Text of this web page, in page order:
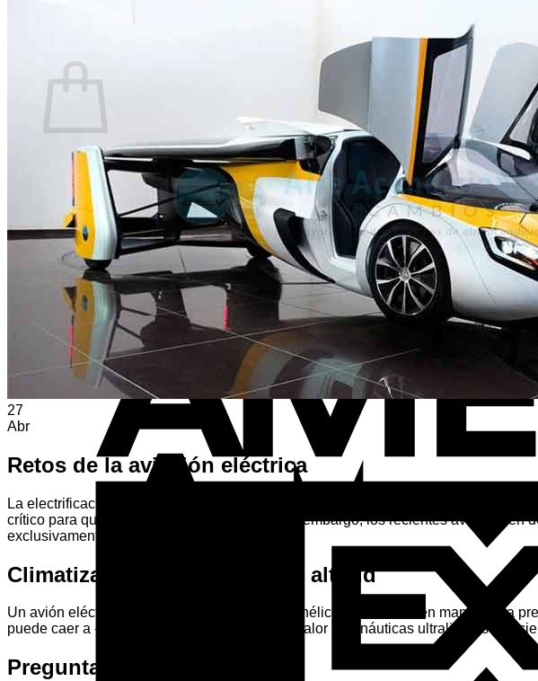
No hay productos en el carrito.
Volver a la tienda
27
Abr
Retos de la aviación eléctrica
La electrificación de la aviación comercial es uno de los mayores desafíos
crítico para que un avión pueda despegar. Sin embargo, los recientes avances
exclusivamente con motores eléctricos.
Climatización extrema a gran altitud
Un avión eléctrico no solo debe alimentar sus hélices, sino también mantener la
puede caer a -50ºC. El diseño de bombas de calor aeronáuticas ultraligeras y
Preguntas frecuentes (FAQ)